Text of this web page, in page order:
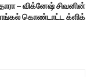
– விக்னேஷ் சிவனின்
கொண்டாட்ட க்ளிக்